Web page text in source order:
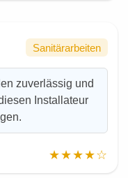
Sanitärarbeiten
zuverlässig und
Installateur
★★★★☆